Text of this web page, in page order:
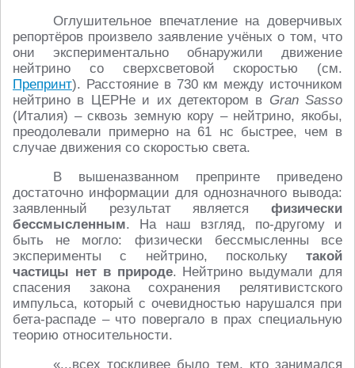
Оглушительное впечатление на доверчивых
репортёров произвело заявление учёных о том, что
они экспериментально обнаружили движение
нейтрино со сверхсветовой скоростью (см.
Препринт). Расстояние в 730 км между источником
нейтрино в ЦЕРНе и их детектором в Gran Sasso
(Италия) – сквозь земную кору – нейтрино, якобы,
преодолевали примерно на 61 нс быстрее, чем в
случае движения со скоростью света.
В вышеназванном препринте приведено
достаточно информации для однозначного вывода:
заявленный результат является физически
бессмысленным. На наш взгляд, по-другому и
быть не могло: физически бессмысленны все
эксперименты с нейтрино, поскольку такой
частицы нет в природе. Нейтрино выдумали для
спасения закона сохранения релятивистского
импульса, который с очевидностью нарушался при
бета-распаде – что повергало в прах специальную
теорию относительности.
«...всех тоскливее было тем, кто занимался